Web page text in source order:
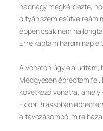
hadnagy megkérdezte,
oltyán szemlesütve reám
éppen csak nem
Erre kaptam három nap
A vonaton úgy elaludtam,
Medgyesen ébredtem fel.
következő vonatra,
Ekkor Brassóban
eltávozásomból mire